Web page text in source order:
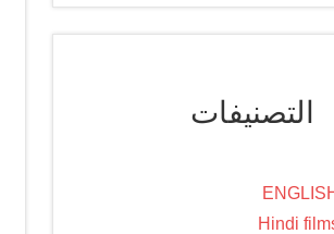
التصنيفات
Hindi